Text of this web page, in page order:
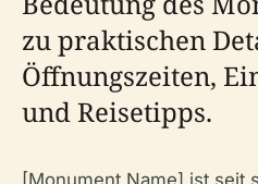
zu praktischen
Öffnungszeiten,
und Reisetipps.
[Monument Name] ist seit